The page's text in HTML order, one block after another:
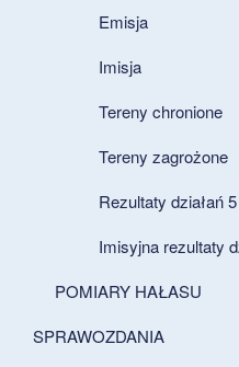
Emisja
Imisja
Tereny chronione
Tereny zagrożone
Rezultaty działań
Imisyjna rezultaty
POMIARY HAŁASU
SPRAWOZDANIA